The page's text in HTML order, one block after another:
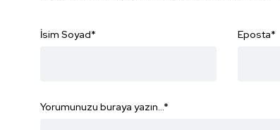
İsim Soyad* Eposta*
Yorumunuzu buraya yazın...*